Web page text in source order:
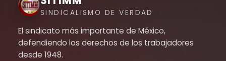
SINDICALISMO DE VERDAD
El sindicato más importante de México,
defendiendo los derechos de los trabajadores
desde 1948.